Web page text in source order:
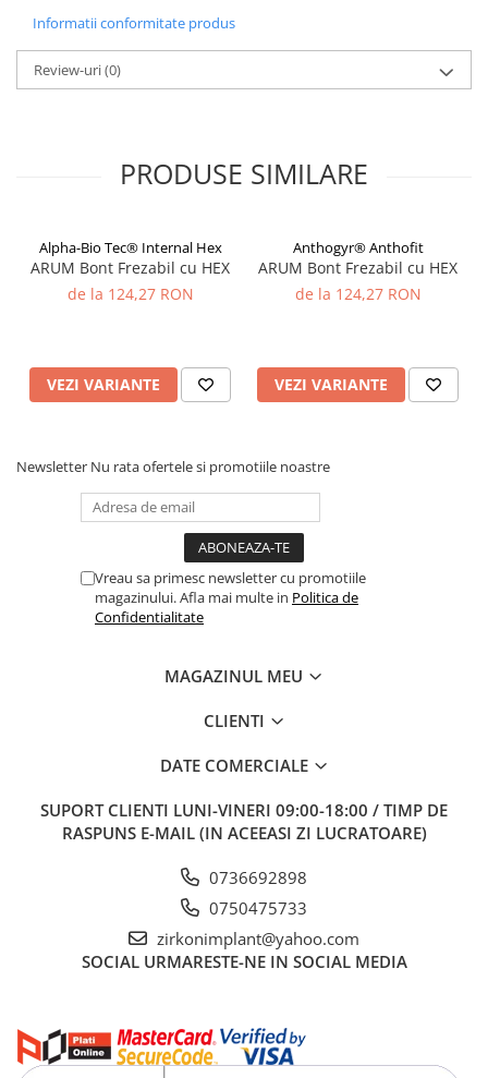
Informatii conformitate produs
Review-uri(0)
PRODUSE SIMILARE
Alpha-Bio Tec® Internal Hex
ARUM Bont Frezabil cu HEX
de la 124,27 RON
VEZI VARIANTE
Anthogyr® Anthofit
ARUM Bont Frezabil cu HEX
de la 124,27 RON
VEZI VARIANTE
Newsletter Nu rata ofertele si promotiile noastre
Vreau sa primesc newsletter cu promotiile
magazinului. Afla mai multe in Politica de
Confidentialitate
MAGAZINUL MEU
CLIENTI
DATE COMERCIALE
SUPORT CLIENTI LUNI-VINERI 09:00-18:00 / TIMP DE
RASPUNS E-MAIL (IN ACEEASI ZI LUCRATOARE)
0736692898
0750475733
zirkonimplant@yahoo.com
SOCIAL URMARESTE-NE IN SOCIAL MEDIA